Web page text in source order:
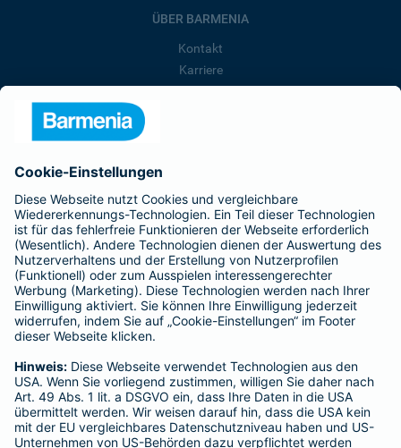
ÜBER BARMENIA
Kontakt
Karriere
Barmenia ist Teil der BarmeniaGothaer
BELIEBTE SEITEN
Kranken-Zusatzversicherung
Tierversicherungen
Haftpflichtversicherung
Hausratversicherung
Adresse ändern
Schaden melden
Kilometerstandsmeldung
Serviceübersicht